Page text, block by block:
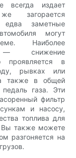
всегда издает
загорается
едва заметные
могут
Наиболее
— снижение
проявляется в
рывках или
а также в общей
газа. Эти
фильтр
и насосу,
топлива для
Вы также можете
разгоняется на